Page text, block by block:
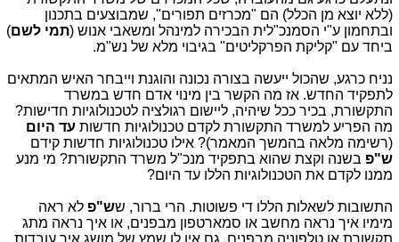
(ללא יוצא מן הכלל) הם "מכרזים תפורים", שמבוצעים בתכנון
ובתחמון ע"י הסמנכ"לית הבכירה למינהל ומשאבי אנוש (תמי לשם)
ביחד עם "קליקת הפרקליטים" בגיבוי מלא של נש"מ.
נניח כרגע, שהכול ייעשה בצורה נכונה והוגנת וייבחר האיש המתאים
לתפקיד החדש. אז מה הקשר בין מינוי אדם חדש במשרד
התקשורת, בכיר ככל שיהיה, ליישום רגולציה לטכנולוגיות חדישות?
מה הפריע למשרד התקשורת לקדם טכנולוגיות חדשות עד היום
(רשימה מלאה בהמשך המאמר)? אילו טכנולוגיות חדשות קידם
ש"פבשנה וקצת שהוא בתפקיד מנכ"ל משרד התקשורת? מי מנע
ממנו לקדם את הטכנולוגיות הללו עד היום?
התשובות לשאלות הללו די פשוטות. הרי ברור, שש"פלא ראה
מימיו איך נראה מחשב או סמארטפון מבפנים, או איך נראה מתג
תקשורת או טלפוניה מבפנים. גם אין לו שמץ של מושג איך עובדות